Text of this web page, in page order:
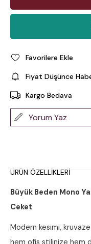
Favorilere Ekle
Fiyat Düşünce
Kargo Bedava
Yorum Yaz
ÜRÜN ÖZELLIKLERI
Büyük Beden Mono
Ceket
Modern kesimi, kruvaze
hem ofis stilinize hem